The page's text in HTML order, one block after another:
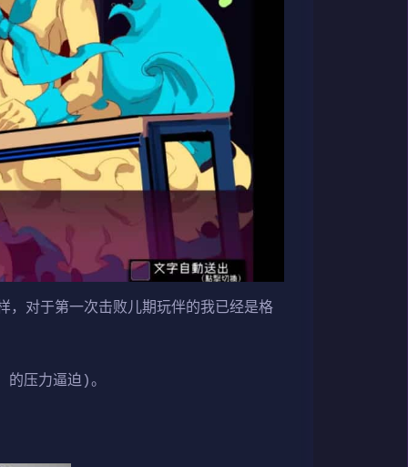
，对于第一次击败儿期玩伴的我已经是格
压力逼迫)。